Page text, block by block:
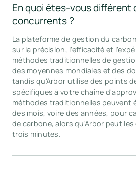
En quoi êtes-vous différent
concurrents ?
La plateforme de gestion du
sur la précision, l'efficacité et
méthodes traditionnelles de
des moyennes mondiales et des
tandis qu'Arbor utilise des points
spécifiques à votre chaîne
méthodes traditionnelles peuvent
des mois, voire des années, pour
de carbone, alors qu'Arbor peut
trois minutes.